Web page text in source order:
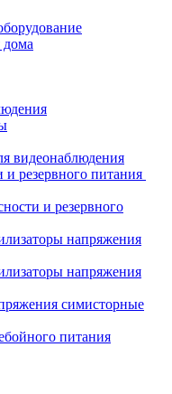
дома
видеонаблюдения
и резервного питания
и резервного
напряжения
напряжения
симисторные
питания